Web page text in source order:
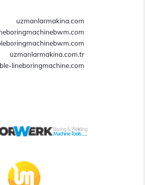
uzmanlarmakina.com
uzmanlarmakina.com.tr
lineboringmachine.com